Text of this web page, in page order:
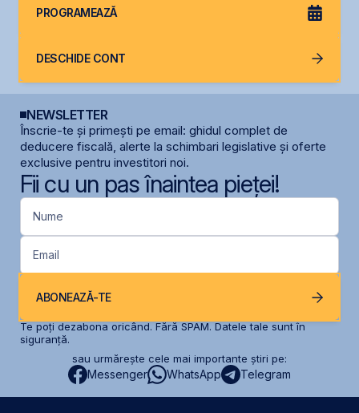
PROGRAMEAZĂ
DESCHIDE CONT
NEWSLETTER
Înscrie-te și primești pe email: ghidul complet de
deducere fiscală, alerte la schimbari legislative și oferte
exclusive pentru investitori noi.
Fii cu un pas înaintea pieței!
Nume
Email
ABONEAZĂ-TE
Te poți dezabona oricând. Fără SPAM. Datele tale sunt în
siguranță.
sau urmărește cele mai importante știri pe:
Messenger WhatsApp Telegram